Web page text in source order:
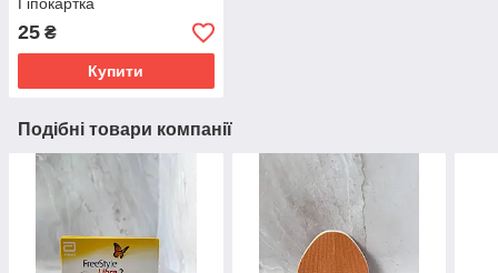
Гіпокартка
25 ₴
Купити
Подібні товари компанії